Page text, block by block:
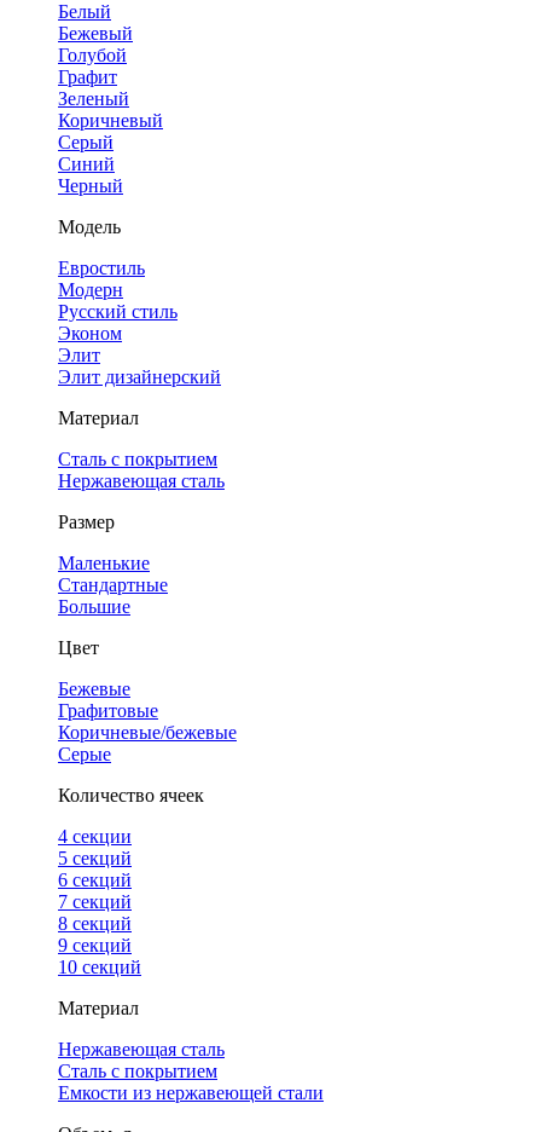
Белый
Бежевый
Голубой
Графит
Зеленый
Коричневый
Серый
Синий
Черный
Модель
Евростиль
Модерн
Русский стиль
Эконом
Элит
Элит дизайнерский
Материал
Сталь с покрытием
Нержавеющая сталь
Размер
Маленькие
Стандартные
Большие
Цвет
Бежевые
Графитовые
Коричневые/бежевые
Серые
Количество ячеек
4 cекции
5 секций
6 секций
7 секций
8 секций
9 секций
10 секций
Материал
Нержавеющая сталь
Сталь с покрытием
Емкости из нержавеющей стали